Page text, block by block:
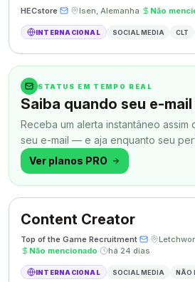
HECstore· · Isen, Alemanha· Não
INTERNACIONAL SOCIAL MEDIA CLT
STATUS EM TEMPO REAL
Saiba quando seu e-
Receba um alerta instantâneo
seu e-mail — e aja enquanto seu
na memória.
Ver planos PRO
Content Creator
Top of the Game Recruitment· ·
Não mencionado· há 24 dias
INTERNACIONAL SOCIAL MEDIA NÃO